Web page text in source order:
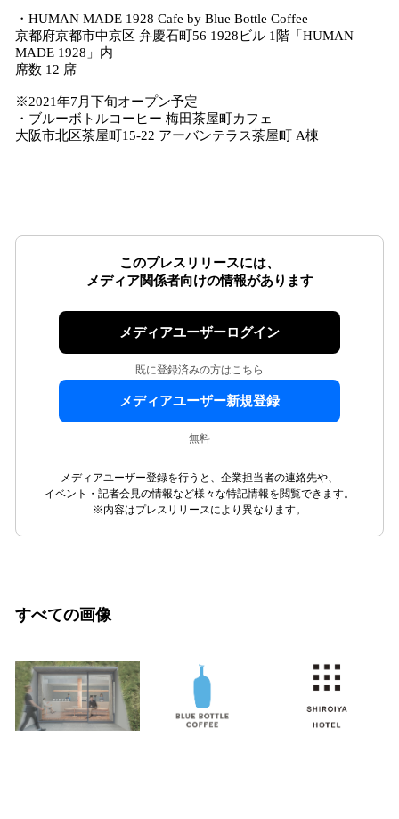
・HUMAN MADE 1928 Cafe by Blue Bottle Coffee
京都府京都市中京区 弁慶石町56 1928ビル 1階「HUMAN
MADE 1928」内
席数 12 席
※2021年7月下旬オープン予定
・ブルーボトルコーヒー 梅田茶屋町カフェ
大阪市北区茶屋町15-22 アーバンテラス茶屋町 A棟
このプレスリリースには、
メディア関係者向けの情報があります
メディアユーザーログイン
既に登録済みの方はこちら
メディアユーザー新規登録
無料
メディアユーザー登録を行うと、企業担当者の連絡先や、
イベント・記者会見の情報など様々な特記情報を閲覧できます。
※内容はプレスリリースにより異なります。
すべての画像